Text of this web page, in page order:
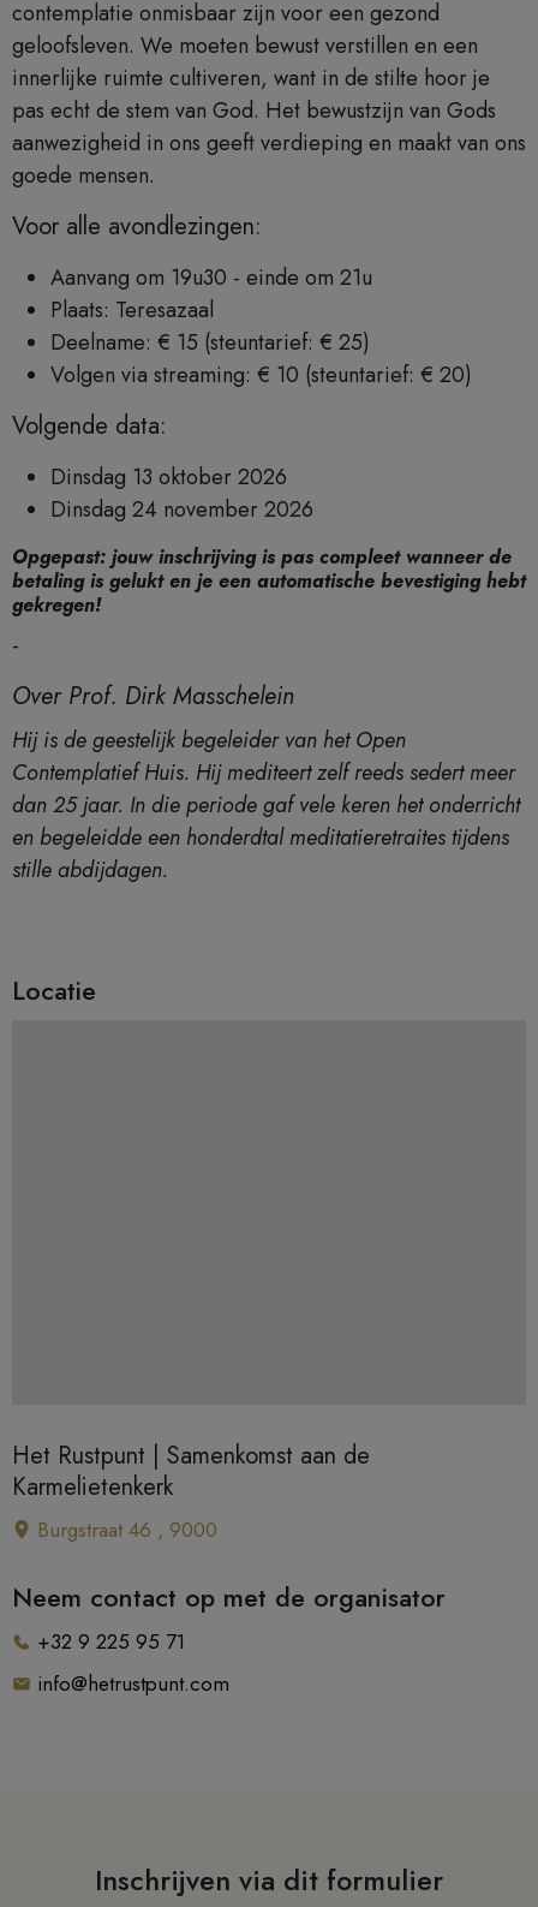
contemplatie onmisbaar zijn voor een gezond
geloofsleven. We moeten bewust verstillen en een
innerlijke ruimte cultiveren, want in de stilte hoor je
pas echt de stem van God. Het bewustzijn van Gods
aanwezigheid in ons geeft verdieping en maakt van ons
goede mensen.
Voor alle avondlezingen:
Aanvang om 19u30 - einde om 21u
Plaats: Teresazaal
Deelname: € 15 (steuntarief: € 25)
Volgen via streaming: € 10 (steuntarief: € 20)
Volgende data:
Dinsdag 13 oktober 2026
Dinsdag 24 november 2026
Opgepast: jouw inschrijving is pas compleet wanneer de
betaling is gelukt en je een automatische bevestiging hebt
gekregen!
-
Over Prof. Dirk Masschelein
Hij is de geestelijk begeleider van het Open
Contemplatief Huis. Hij mediteert zelf reeds sedert meer
dan 25 jaar. In die periode gaf vele keren het onderricht
en begeleidde een honderdtal meditatieretraites tijdens
stille abdijdagen.
Locatie
Het Rustpunt | Samenkomst aan de
Karmelietenkerk
Burgstraat 46 , 9000
Neem contact op met de organisator
+32 9 225 95 71
info@hetrustpunt.com
Inschrijven via dit formulier